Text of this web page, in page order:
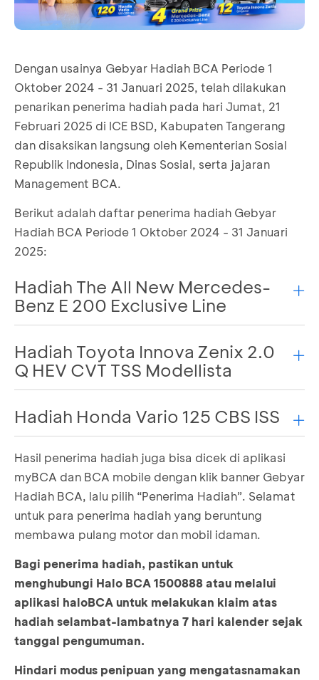
Dengan usainya Gebyar Hadiah BCA Periode 1
Oktober 2024 - 31 Januari 2025, telah dilakukan
penarikan penerima hadiah pada hari Jumat, 21
Februari 2025 di ICE BSD, Kabupaten Tangerang
dan disaksikan langsung oleh Kementerian Sosial
Republik Indonesia, Dinas Sosial, serta jajaran
Management BCA.
Berikut adalah daftar penerima hadiah Gebyar
Hadiah BCA Periode 1 Oktober 2024 - 31 Januari
2025:
Hadiah The All New Mercedes-
Benz E 200 Exclusive Line
No Name
1 *J *MI MAST**AH
2 **AN
3 ***ANG PURW****NI
4 **ING *UI **IAS **NA ***MON
Nama nasabah sengaja tidak ditampilkan utuh
untuk menjaga keamanan data.
Hadiah Toyota Innova Zenix 2.0
Q HEV CVT TSS Modellista
No Nama
1 ****NTO KURN***AN
2 H SYAM***IN *SC
3 **RRY ****OKO
4 YOSE***NE ****IWI
5 ANGE**IN ***AYA S *S
Hadiah Honda Vario 125 CBS ISS
No Nama No.
1 *EY **NG **NG
**NDA **ANG
3 **NTO
4
Hasil penerima hadiah juga bisa dicek di aplikasi
myBCA dan BCA mobile dengan klik banner Gebyar
Hadiah BCA, lalu pilih “Penerima Hadiah”. Selamat
untuk para penerima hadiah yang beruntung
membawa pulang motor dan mobil idaman.
Bagi penerima hadiah, pastikan untuk
menghubungi Halo BCA 1500888 atau melalui
aplikasi haloBCA untuk melakukan klaim atas
hadiah selambat-lambatnya 7 hari kalender sejak
tanggal pengumuman.
Hindari modus penipuan yang mengatasnamakan